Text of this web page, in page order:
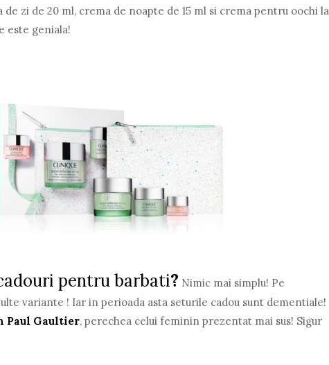
zi de 20 ml, crema de noapte de 15 ml si crema pentru oochi la
este geniala!
pentru barbati? Nimic mai simplu! Pe
variante ! Iar in perioada asta seturile cadou sunt dementiale!
Paul Gaultier, perechea celui feminin prezentat mai sus! Sigur